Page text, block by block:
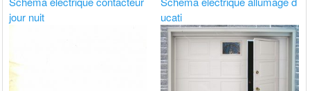
jour nuit
ucati